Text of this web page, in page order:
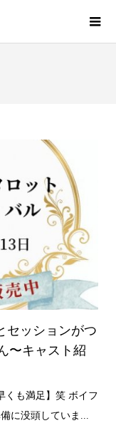
セッションがつ
〜キャスト紹
くも満足】笑 ボイフ
に没頭していま...